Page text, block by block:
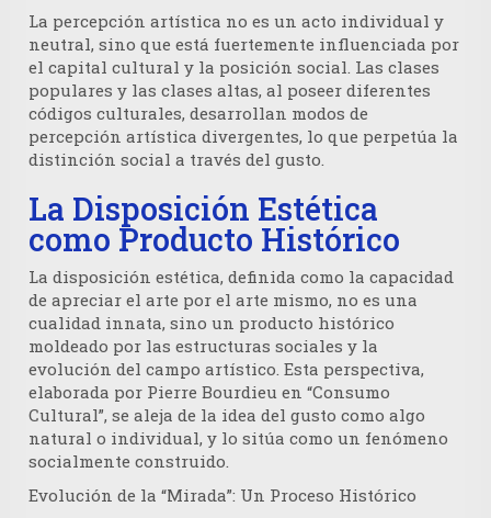
La percepción artística no es un acto individual y
neutral, sino que está fuertemente influenciada por
el capital cultural y la posición social. Las clases
populares y las clases altas, al poseer diferentes
códigos culturales, desarrollan modos de
percepción artística divergentes, lo que perpetúa la
distinción social a través del gusto.
La Disposición Estética
como Producto Histórico
La disposición estética, definida como la capacidad
de apreciar el arte por el arte mismo, no es una
cualidad innata, sino un producto histórico
moldeado por las estructuras sociales y la
evolución del campo artístico. Esta perspectiva,
elaborada por Pierre Bourdieu en “Consumo
Cultural”, se aleja de la idea del gusto como algo
natural o individual, y lo sitúa como un fenómeno
socialmente construido.
Evolución de la “Mirada”: Un Proceso Histórico